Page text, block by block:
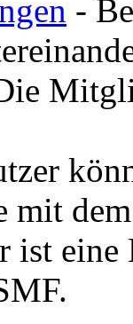
-
mit
ist eine